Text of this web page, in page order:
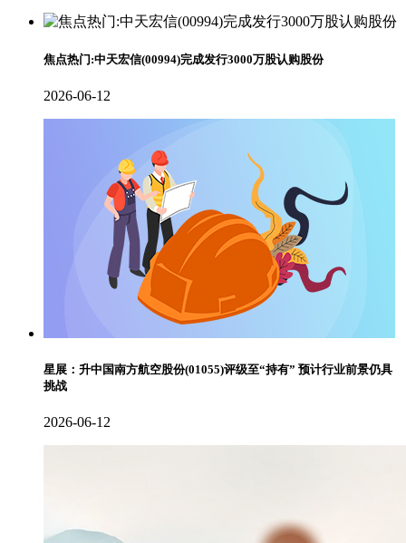
焦点热门:中天宏信(00994)完成发行3000万股认购股份
2026-06-12
星展：升中国南方航空股份(01055)评级至“持有” 预计行业前景仍具
挑战
2026-06-12